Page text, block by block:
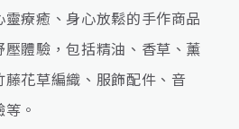
療癒、身心放鬆的手作商品
體驗，包括精油、香草、薰
花草編織、服飾配件、音
。